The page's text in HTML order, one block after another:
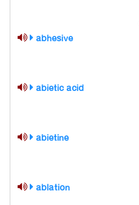
abhesive
abietic acid
abietine
ablation